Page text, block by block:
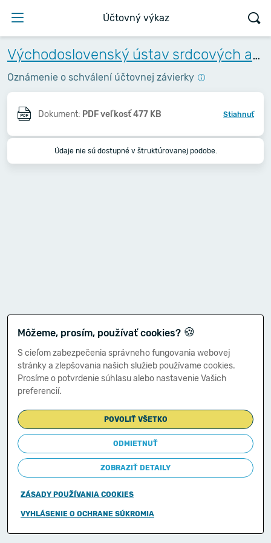
Účtovný výkaz
Východoslovenský ústav srdcových a cievnych chorôb, a.s.
Oznámenie o schválení účtovnej závierky
Dokument: PDF veľkosť 477 KB Stiahnuť
Údaje nie sú dostupné v štruktúrovanej podobe.
Môžeme, prosím, používať cookies? 🍪
S cieľom zabezpečenia správneho fungovania webovej
stránky a zlepšovania našich služieb používame cookies.
Prosíme o potvrdenie súhlasu alebo nastavenie Vašich
preferencií.
POVOLIŤ VŠETKO
ODMIETNUŤ
ZOBRAZIŤ DETAILY
ZÁSADY POUŽÍVANIA COOKIES
VYHLÁSENIE O OCHRANE SÚKROMIA
Copyright © 2011-2026